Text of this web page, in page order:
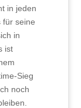
in jeden
für seine
in
ist
Sieg
noch